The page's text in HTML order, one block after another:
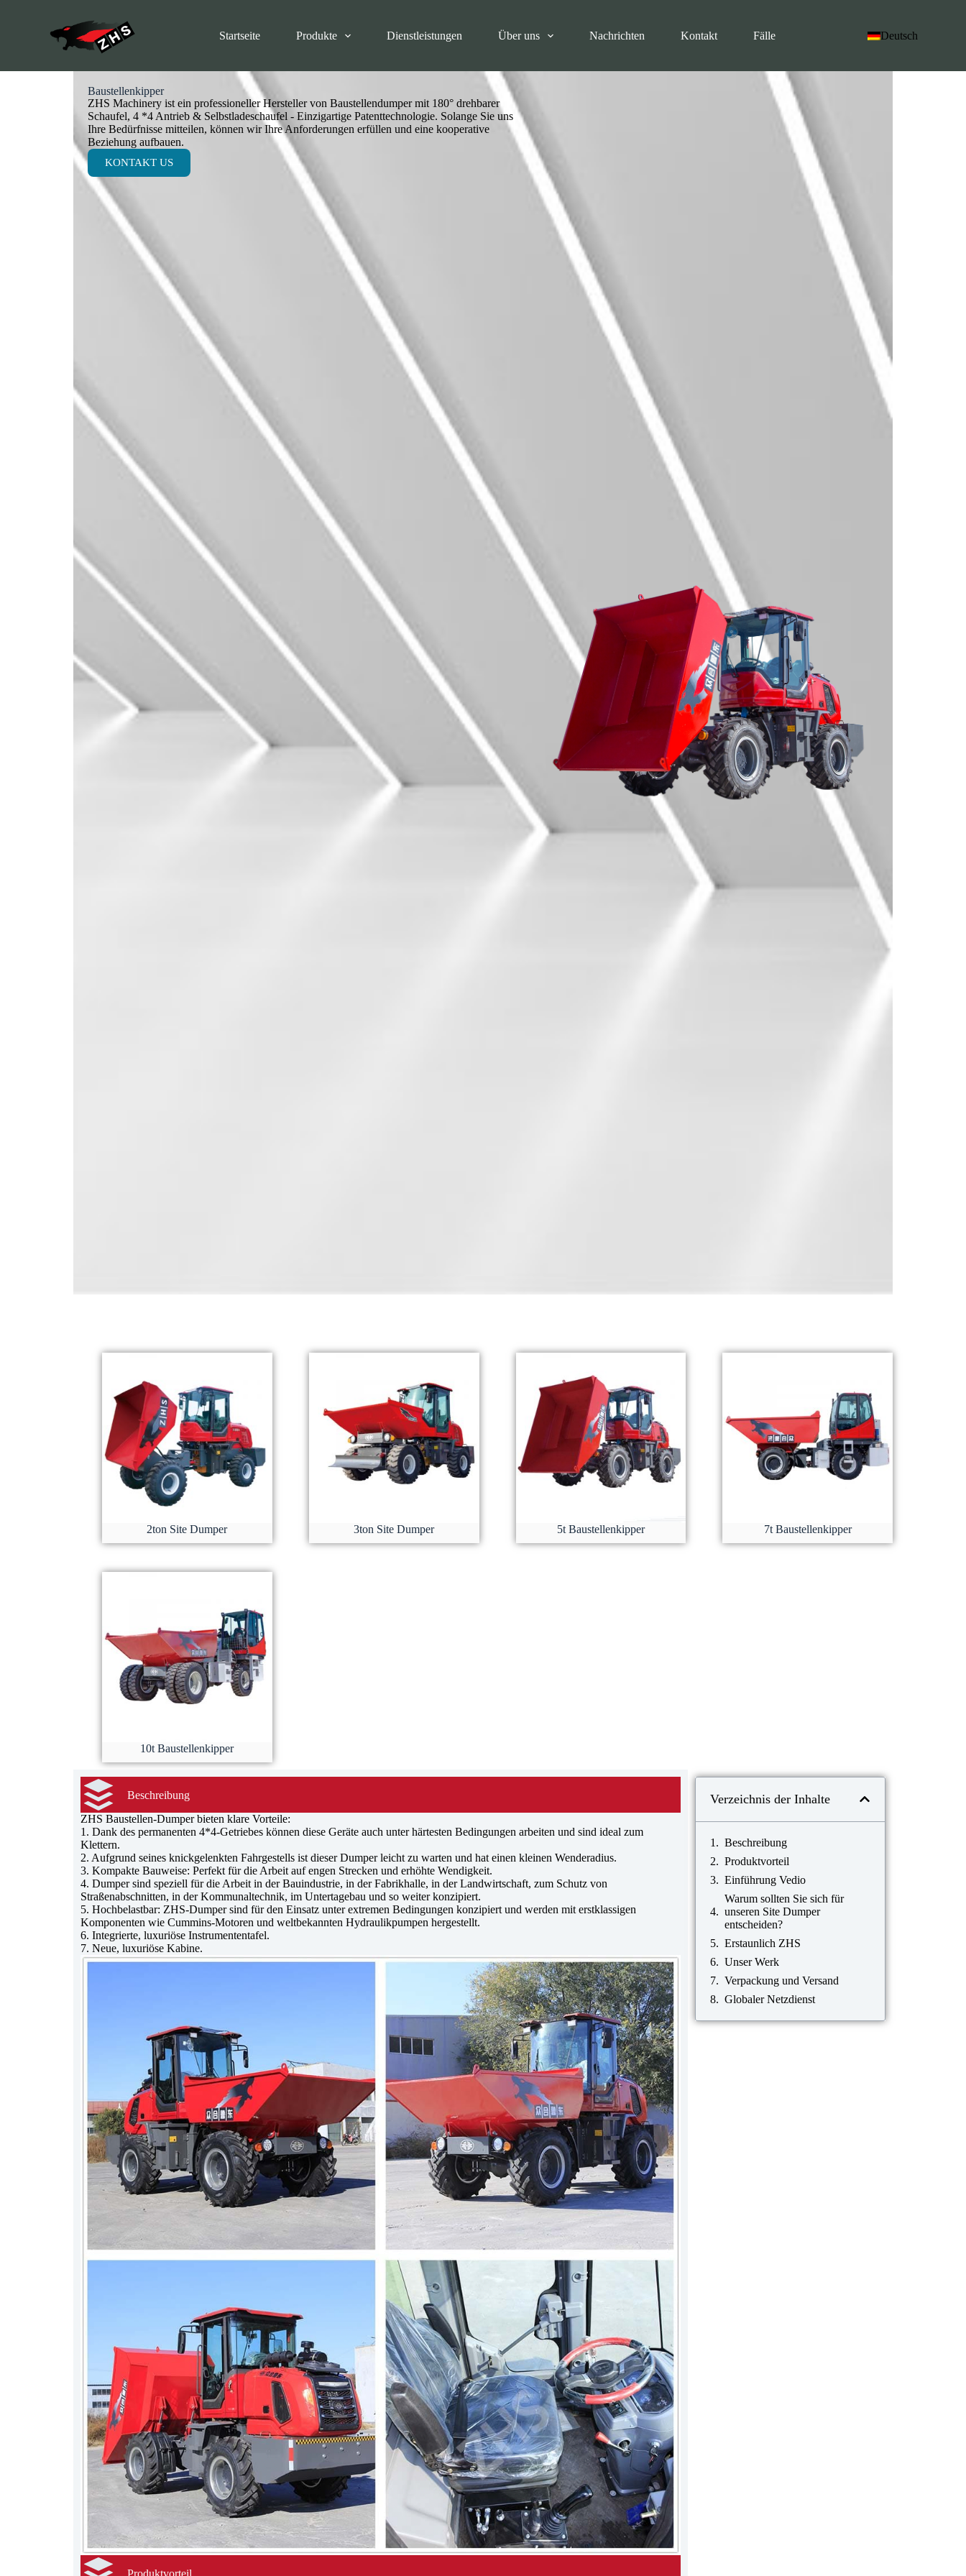
Startseite Produkte Dienstleistungen Über uns Nachrichten Kontakt Fälle Deutsch
Baustellenkipper
ZHS Machinery ist ein professioneller Hersteller von Baustellendumper mit 180° drehbarer
Schaufel, 4 *4 Antrieb & Selbstladeschaufel - Einzigartige Patenttechnologie. Solange Sie uns
Ihre Bedürfnisse mitteilen, können wir Ihre Anforderungen erfüllen und eine kooperative
Beziehung aufbauen.
KONTAKT US
2ton Site Dumper 3ton Site Dumper 5t Baustellenkipper 7t Baustellenkipper
10t Baustellenkipper
Beschreibung
ZHS Baustellen-Dumper bieten klare Vorteile:
1. Dank des permanenten 4*4-Getriebes können diese Geräte auch unter härtesten Bedingungen arbeiten und sind ideal zum
Klettern.
2. Aufgrund seines knickgelenkten Fahrgestells ist dieser Dumper leicht zu warten und hat einen kleinen Wenderadius.
3. Kompakte Bauweise: Perfekt für die Arbeit auf engen Strecken und erhöhte Wendigkeit.
4. Dumper sind speziell für die Arbeit in der Bauindustrie, in der Fabrikhalle, in der Landwirtschaft, zum Schutz von
Straßenabschnitten, in der Kommunaltechnik, im Untertagebau und so weiter konzipiert.
5. Hochbelastbar: ZHS-Dumper sind für den Einsatz unter extremen Bedingungen konzipiert und werden mit erstklassigen
Komponenten wie Cummins-Motoren und weltbekannten Hydraulikpumpen hergestellt.
6. Integrierte, luxuriöse Instrumententafel.
7. Neue, luxuriöse Kabine.
Produktvorteil
Verzeichnis der Inhalte
Beschreibung
Produktvorteil
Einführung Vedio
Warum sollten Sie sich für
unseren Site Dumper
entscheiden?
Erstaunlich ZHS
Unser Werk
Verpackung und Versand
Globaler Netzdienst